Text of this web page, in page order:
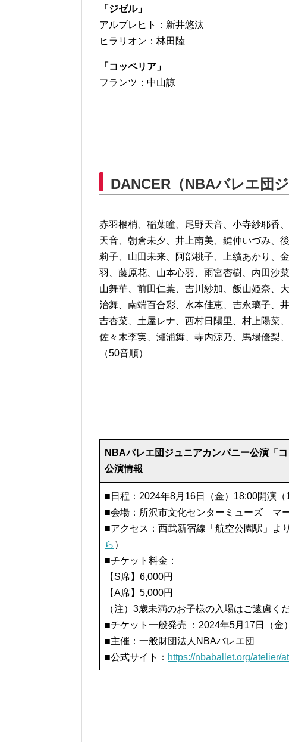
「ジゼル」
アルブレヒト：新井悠汰
ヒラリオン：林田陸
「コッペリア」
フランツ：中山諒
DANCER（NBAバレエ団
赤羽根梢、稲葉瞳、尾野天音、小寺紗耶香
天音、朝倉未夕、井上南美、鍵仲いづみ、
莉子、山田未来、阿部桃子、上續あかり、
羽、藤原花、山本心羽、雨宮杏樹、内田沙
山舞華、前田仁葉、吉川紗加、飯山姫奈、
治舞、南端百合彩、水本佳恵、吉永璃子、
吉杏菜、土屋レナ、西村日陽里、村上陽菜
佐々木李実、瀬浦舞、寺内涼乃、馬場優梨
（50音順）
NBAバレエ団ジュニアカンパニー公演「
公演情報
■日程：2024年8月16日（金）18:00開演（
■会場：所沢市文化センターミューズ マ
■アクセス：西武新宿線「航空公園駅」よ
ら ）
■チケット料金：
【S席】6,000円
【A席】5,000円
（注）3歳未満のお子様の入場はご遠慮く
■チケット一般発売 ：2024年5月17日（金
■主催：一般財団法人NBAバレエ団
■公式サイト： https://nbaballet.org/atelier/